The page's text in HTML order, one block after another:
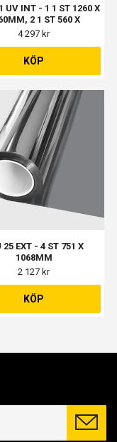
UV INT - 1 1 ST 1260 X
2 1 ST 560 X
3 1 ST 760 X
1960MM
4 297 kr
KÖP
25 EXT - 4 ST 751 X
1068MM
2 127 kr
KÖP